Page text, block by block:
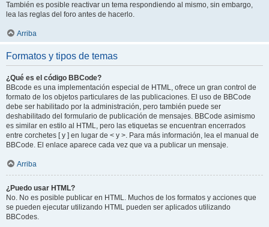
También es posible reactivar un tema respondiendo al mismo, sin embargo,
lea las reglas del foro antes de hacerlo.
Arriba
Formatos y tipos de temas
¿Qué es el código BBCode?
BBcode es una implementación especial de HTML, ofrece un gran control de
formato de los objetos particulares de las publicaciones. El uso de BBCode
debe ser habilitado por la administración, pero también puede ser
deshabilitado del formulario de publicación de mensajes. BBCode asimismo
es similar en estilo al HTML, pero las etiquetas se encuentran encerrados
entre corchetes [ y ] en lugar de < y >. Para más información, lea el manual de
BBCode. El enlace aparece cada vez que va a publicar un mensaje.
Arriba
¿Puedo usar HTML?
No. No es posible publicar en HTML. Muchos de los formatos y acciones que
se pueden ejecutar utilizando HTML pueden ser aplicados utilizando
BBCodes.